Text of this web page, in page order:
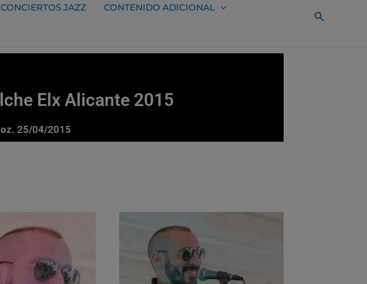
CONCIERTOS JAZZ
CONTENIDO ADICIONAL
Buscar
Elx Alicante 2015
25/04/2015